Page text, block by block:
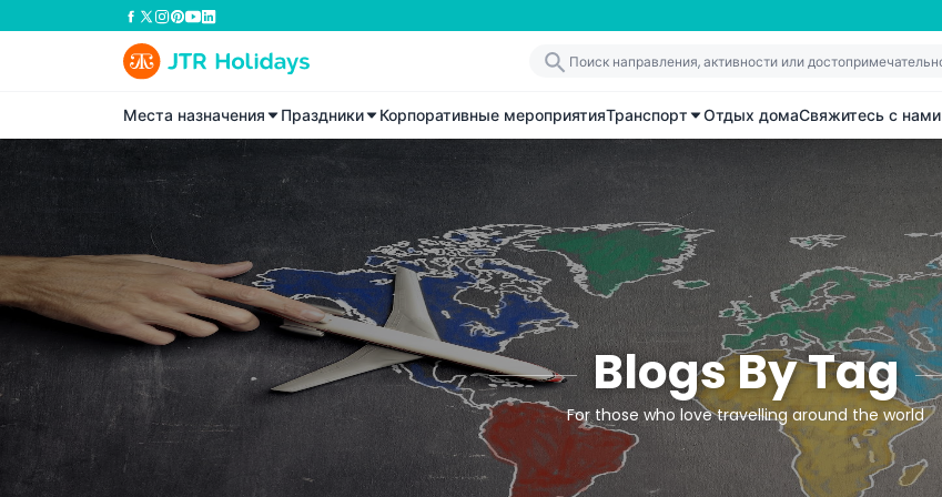
Места назначения Праздники Корпоративные мероприятияТранспорт Отдых домаСвяжитесь с нами
Blogs By Tag
For those who love travelling around the world